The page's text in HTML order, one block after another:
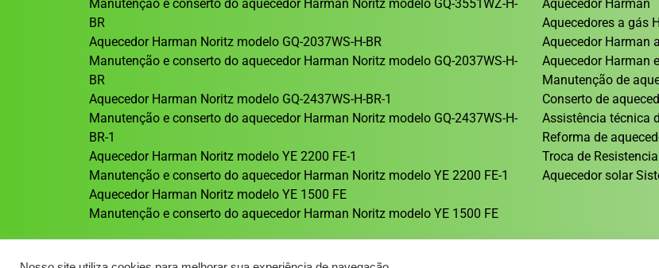
Manutenção e conserto do aquecedor Harman Noritz modelo GQ-3551WZ-H-
BR
Aquecedor Harman Noritz modelo GQ-2037WS-H-BR
Manutenção e conserto do aquecedor Harman Noritz modelo GQ-2037WS-H-
BR
Aquecedor Harman Noritz modelo GQ-2437WS-H-BR-1
Manutenção e conserto do aquecedor Harman Noritz modelo GQ-2437WS-H-
BR-1
Aquecedor Harman Noritz modelo YE 2200 FE-1
Manutenção e conserto do aquecedor Harman Noritz modelo YE 2200 FE-1
Aquecedor Harman Noritz modelo YE 1500 FE
Manutenção e conserto do aquecedor Harman Noritz modelo YE 1500 FE
Aquecedor Harman
Aquecedores a gás
Aquecedor Harman
Aquecedor Harman
Manutenção de
Conserto de
Assistência técnica
Reforma de
Troca de
Aquecedor solar